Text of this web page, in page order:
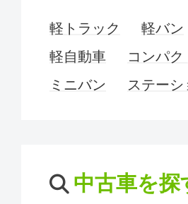
軽トラック 軽バン
軽自動車
コンパ
ミニバン
ステー
中古車を探